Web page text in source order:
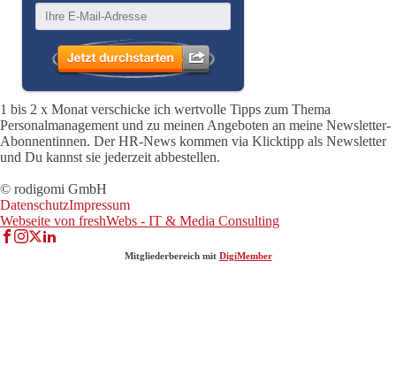
1 bis 2 x Monat verschicke ich wertvolle Tipps zum Thema
Personalmanagement und zu meinen Angeboten an meine Newsletter-
Abonnentinnen. Der HR-News kommen via Klicktipp als Newsletter
und Du kannst sie jederzeit abbestellen.
© rodigomi GmbH
DatenschutzImpressum
Webseite von freshWebs - IT & Media Consulting
Mitgliederbereich mit DigiMember